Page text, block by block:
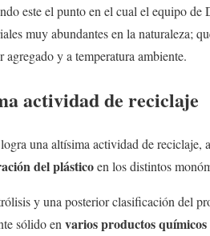
este el punto en el cual el equipo de
muy abundantes en la naturaleza;
y a temperatura ambiente.
actividad de reciclaje
una altísima actividad de reciclaje,
del plásticoen los distintos
y una posterior clasificación del
sólido en varios productos